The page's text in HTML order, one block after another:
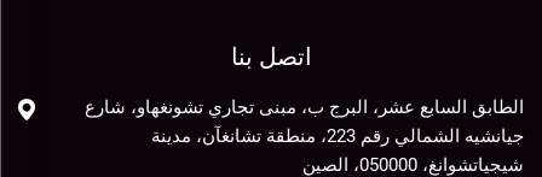
اتصل بنا
الطابق السابع عشر، البرج ب، مبنى تجاري تشونغهاو، شارع
جيانشيه الشمالي رقم 223، منطقة تشانغآن، مدينة
شيجياتشوانغ، 050000، الصين